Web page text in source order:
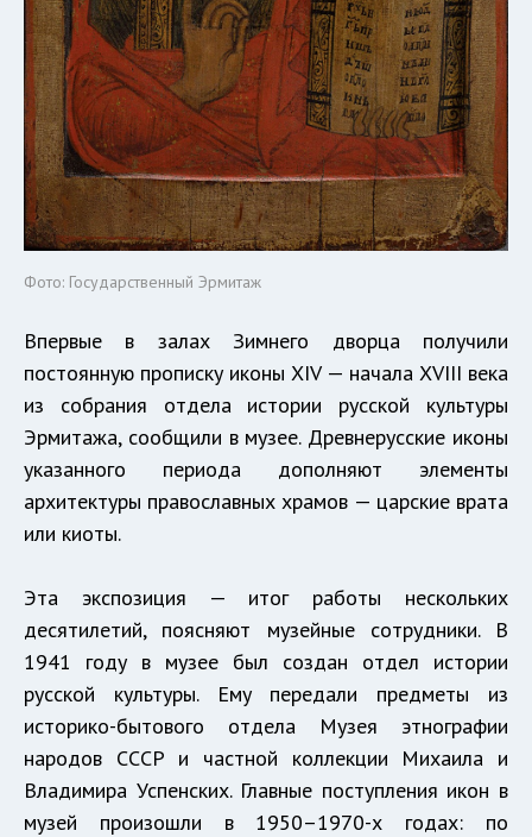
Фото: Государственный Эрмитаж
Впервые в залах Зимнего дворца получили
постоянную прописку иконы XIV — начала XVIII века
из собрания отдела истории русской культуры
Эрмитажа, сообщили в музее. Древнерусские иконы
указанного периода дополняют элементы
архитектуры православных храмов — царские врата
или киоты.
Эта экспозиция — итог работы нескольких
десятилетий, поясняют музейные сотрудники. В
1941 году в музее был создан отдел истории
русской культуры. Ему передали предметы из
историко-бытового отдела Музея этнографии
народов СССР и частной коллекции Михаила и
Владимира Успенских. Главные поступления икон в
музей произошли в 1950–1970-х годах: по